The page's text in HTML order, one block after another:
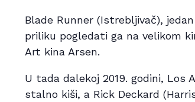
Blade Runner (Istrebljivač),
priliku pogledati ga na velikom
Art kina Arsen.
U tada dalekoj 2019. godini, Los
stalno kiši, a Rick Deckard